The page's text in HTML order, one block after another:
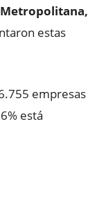
Metropolitana,
estas
empresas
está